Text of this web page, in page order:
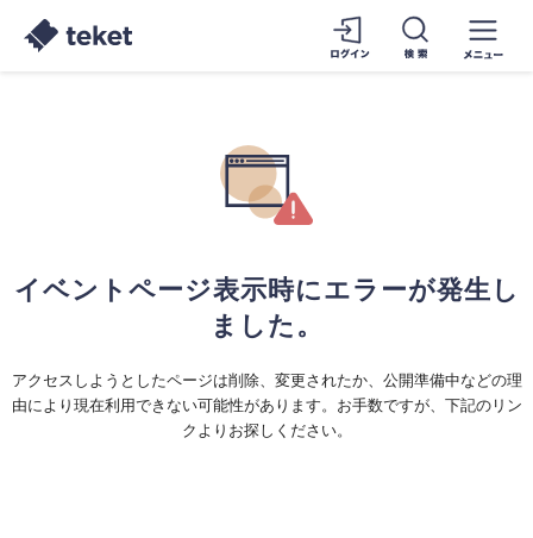
イベントページ表示時にエラーが発生し
ました。
アクセスしようとしたページは削除、変更されたか、公開準備中などの理
由により現在利用できない可能性があります。お手数ですが、下記のリン
クよりお探しください。